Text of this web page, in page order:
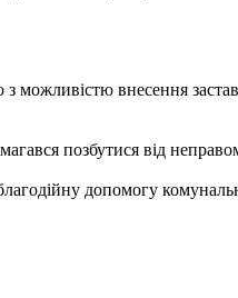
внесення
позбутися від
допомогу